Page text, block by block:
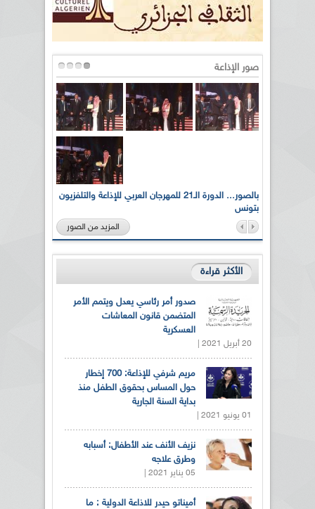
صور الإذاعة
بالصور... الدورة الـ21 للمهرجان العربي للإذاعة والتلفزيون
بتونس
المزيد من الصور
الأكثر قراءة
صدور أمر رئاسي يعدل ويتمم الأمر
المتضمن قانون المعاشات
العسكرية
20 أبريل 2021 |
مريم شرفي للإذاعة: 700 إخطار
حول المساس بحقوق الطفل منذ
بداية السنة الجارية
01 يونيو 2021 |
نزيف الأنف عند الأطفال: أسبابه
وطرق علاجه
05 يناير 2021 |
أميناتو حيدر للاذاعة الدولية : ما